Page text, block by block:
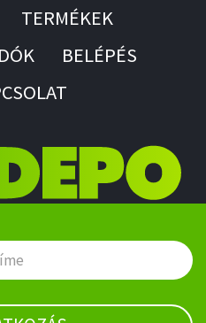
TERMÉKEK
BELÉPÉS